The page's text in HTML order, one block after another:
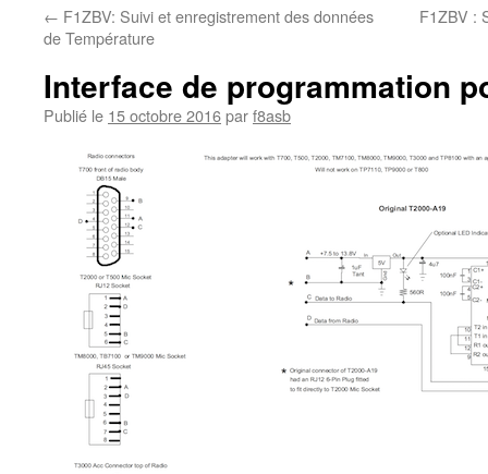
← F1ZBV: Suivi et enregistrement des données
de Température
F1ZBV :
Interface de programmation
Publié le 15 octobre 2016parf8asb